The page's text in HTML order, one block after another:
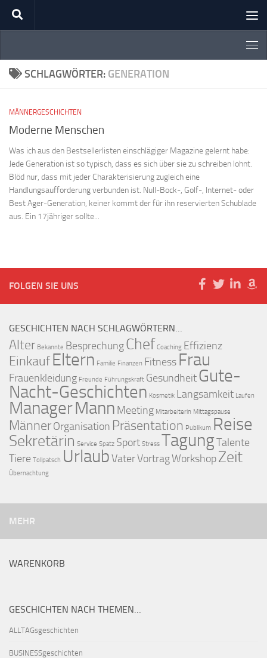
Zum Inhalt springen
SCHLAGWÖRTER: GENERATION
MÄNNERGESCHICHTEN
Moderne Menschen
Was ich aus den Bestsellerlisten einschlägiger Magazine gelernt habe:
Jede Generation ist so typisch, dass es sich über sie zu schreiben lohnt.
Blöd nur, dass mit jeder Charakterisierung zugleich eine
Handlungsaufforderung verbunden ist. Null-Bock-, Golf-, Internet- oder
Best Ager-Generation, keiner kommt der für ihn reservierten Schublade
aus. Ein 17jähriger sollte...
FOLGEN SIE UNS
GESCHICHTEN NACH SCHLAGWÖRTERN…
Alter Bekannte BesprechungChef Coaching Effizienz
EinkaufEltern Familie Finanzen Fitness Frau
Frauenkleidung Freunde Führungskraft GesundheitGute-
Nacht-Geschichten Kosmetik Langsamkeit Laufen
ManagerMann Meeting Mitarbeiterin Mittagspause
MännerOrganisation Präsentation Publikum Reise
Sekretärin Service Spatz Sport Stress TagungTalente
Tiere Tollpatsch UrlaubVaterVortragWorkshopZeit
Übernachtung
MEHR
WARENKORB
GESCHICHTEN NACH THEMEN…
ALLTAGsgeschichten
BUSINESSgeschichten